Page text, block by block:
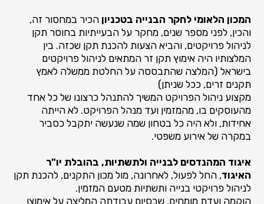
המכון הלאומי לחקר הבנייה בטכניון הכיר במחסור זה,
והכין, לפני מספר שנים, מחקר על הבעייתיות בחוסר תקן
לניהול פרויקטים, והביא הצעות להכנת תקן שכזה. בין
המלצותיו היה אימוץ תקן זר המתאים לניהול פרויקטים
בישראל (המלצה שהתבססה על החלטת ממשלה לאמץ
תקנים זרים, ככל שניתן)
מקצוע ניהול הפרויקט המשיך להתנהל כרצונו של כל אחד
מהעוסקים בו, מהמזמין ועד מנהל הפרויקט. לא הייתה
אחידות, ולא היה כל בטחון שמה שנעשה יתקבל כסביר
במקרה של אירוע משפטי.
איגוד המהנדסים לבנייה ולתשתיות, בהובלת יו"ר
האיגוד, החל לפעול, לאחרונה, מול מכון התקנים, להכנת תקן
לניהול פרויקטי בנייה ותשתיות מטעם המזמין.
הוקמה ועדת מומחים, שבסיום עבודתה המליצה על אימוצו